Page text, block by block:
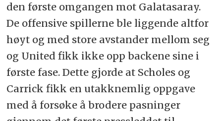
den første omgangen mot Galatasaray.
De offensive spillerne ble liggende altfor
høyt og med store avstander mellom seg
og United fikk ikke opp backene sine i
første fase. Dette gjorde at Scholes og
Carrick fikk en utakknemlig oppgave
med å forsøke å brodere pasninger